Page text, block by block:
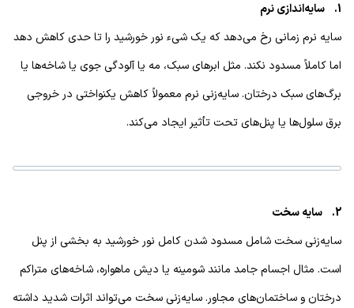
1. سایه‌اندازی نرم
سایه‌ نرم زمانی رخ می‌دهد که یک شیء نور خورشید را تا حدی کاهش دهد
اما کاملاً مسدود نکند. مثل ابرهای سبک، مه یا آلودگی جوی یا شاخه‌ها یا
برگ‌های سبک درختان. سایه‌زنی نرم معمولاً کاهش یکنواختی در خروجی
برق سلول‌ها یا پنل‌های تحت تأثیر ایجاد می‌کند.
2. سایه سخت
سایه‌زنی سخت شامل مسدود شدن کامل نور خورشید به بخشی از پنل
است. مثال اجسام جامد مانند شومینه یا دیش ماهواره، شاخه‌های متراکم
درختان و ساختمان‌های مجاور. سایه‌زنی سخت می‌تواند اثرات شدید داشته